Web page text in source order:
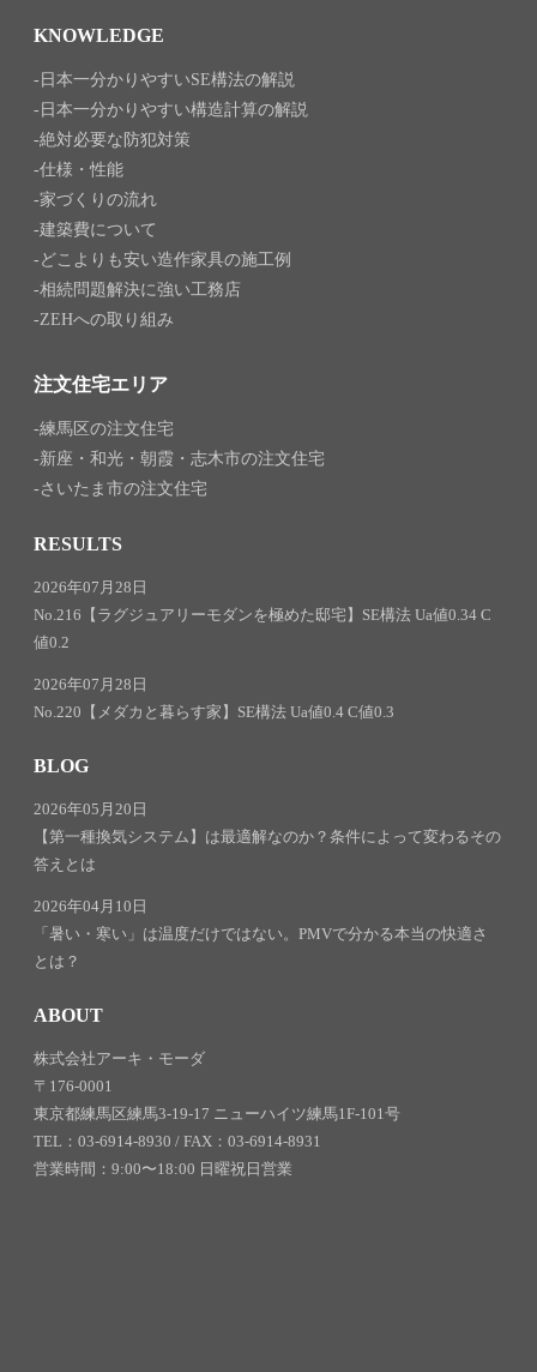
KNOWLEDGE
日本一分かりやすいSE構法の解説
日本一分かりやすい構造計算の解説
絶対必要な防犯対策
仕様・性能
家づくりの流れ
建築費について
どこよりも安い造作家具の施工例
相続問題解決に強い工務店
ZEHへの取り組み
注文住宅エリア
練馬区の注文住宅
新座・和光・朝霞・志木市の注文住宅
さいたま市の注文住宅
RESULTS
2026年07月28日
No.216【ラグジュアリーモダンを極めた邸宅】SE構法 Ua値0.34 C
値0.2
2026年07月28日
No.220【メダカと暮らす家】SE構法 Ua値0.4 C値0.3
BLOG
2026年05月20日
【第一種換気システム】は最適解なのか？条件によって変わるその
答えとは
2026年04月10日
「暑い・寒い」は温度だけではない。PMVで分かる本当の快適さ
とは？
ABOUT
株式会社アーキ・モーダ
〒176-0001
東京都練馬区練馬3-19-17 ニューハイツ練馬1F-101号
TEL：03-6914-8930 / FAX：03-6914-8931
営業時間：9:00〜18:00 日曜祝日営業